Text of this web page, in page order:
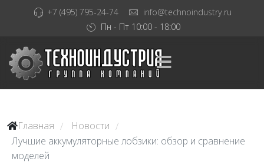
+7 (495) 795-24-74
info@technoindustry.ru
Пн - Пт 10:00 - 18:00
Главная / Новости /
Лучшие аккумуляторные лобзики: обзор и сравнение
моделей